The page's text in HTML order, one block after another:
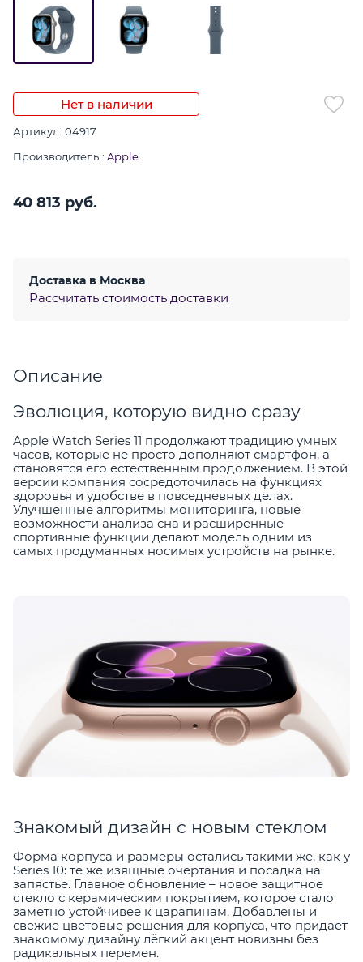
Нет в наличии
Артикул: 04917
Производитель : Apple
40 813 руб.
Доставка в Москва
Рассчитать стоимость доставки
Описание
Эволюция, которую видно сразу
Apple Watch Series 11 продолжают традицию умных
часов, которые не просто дополняют смартфон, а
становятся его естественным продолжением. В этой
версии компания сосредоточилась на функциях
здоровья и удобстве в повседневных делах.
Улучшенные алгоритмы мониторинга, новые
возможности анализа сна и расширенные
спортивные функции делают модель одним из
самых продуманных носимых устройств на рынке.
Знакомый дизайн с новым стеклом
Форма корпуса и размеры остались такими же, как у
Series 10: те же изящные очертания и посадка на
запястье. Главное обновление – новое защитное
стекло с керамическим покрытием, которое стало
заметно устойчивее к царапинам. Добавлены и
свежие цветовые решения для корпуса, что придаёт
знакомому дизайну лёгкий акцент новизны без
радикальных перемен.